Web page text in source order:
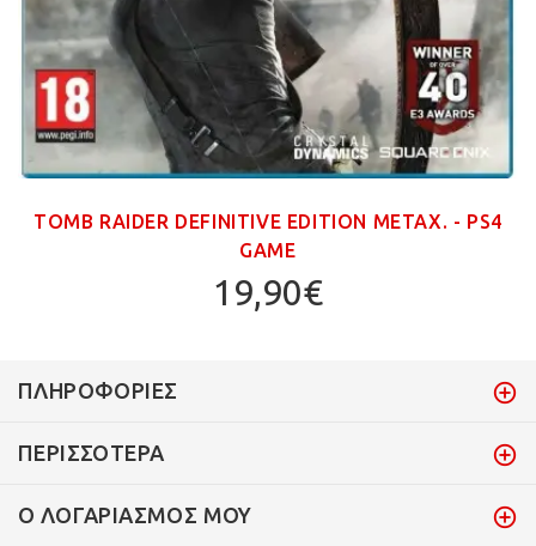
TOMB RAIDER DEFINITIVE EDITION ΜΕΤΑΧ. - PS4
GAME
19,90€
ΠΛΗΡΟΦΟΡΊΕΣ
ΠΕΡΙΣΣΌΤΕΡΑ
Ο ΛΟΓΑΡΙΑΣΜΌΣ ΜΟΥ